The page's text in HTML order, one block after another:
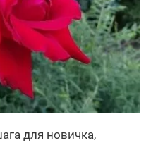
для новичка,